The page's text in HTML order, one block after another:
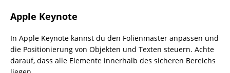
Apple Keynote
In Apple Keynote kannst du den Folienmaster anpassen und
die Positionierung von Objekten und Texten steuern. Achte
darauf, dass alle Elemente innerhalb des sicheren Bereichs